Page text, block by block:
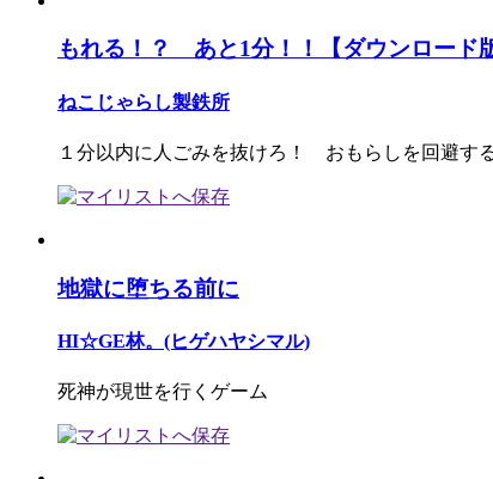
もれる！？ あと1分！！【ダウンロード
ねこじゃらし製鉄所
１分以内に人ごみを抜けろ！ おもらしを回避す
地獄に堕ちる前に
HI☆GE林。(ヒゲハヤシマル)
死神が現世を行くゲーム